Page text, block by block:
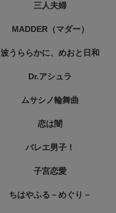
三人夫婦
MADDER（マダー）
波うららかに、めおと日和
Dr.アシュラ
ムサシノ輪舞曲
恋は闇
バレエ男子！
子宮恋愛
ちはやふる－めぐり－